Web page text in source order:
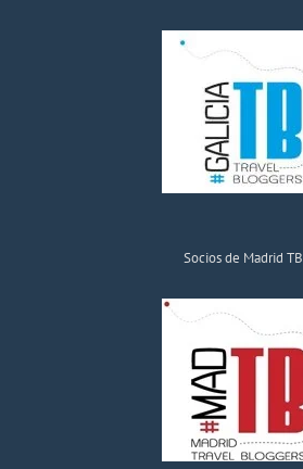
Socios de Madrid TB